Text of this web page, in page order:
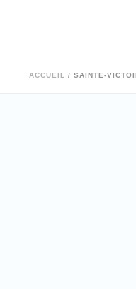
ACCUEIL / SAINTE-